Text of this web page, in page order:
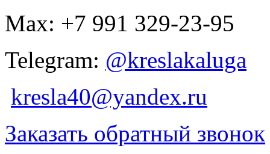
Max: +7 991 329-23-95
Telegram: @kreslakaluga
kresla40@yandex.ru
Заказать обратный звонок